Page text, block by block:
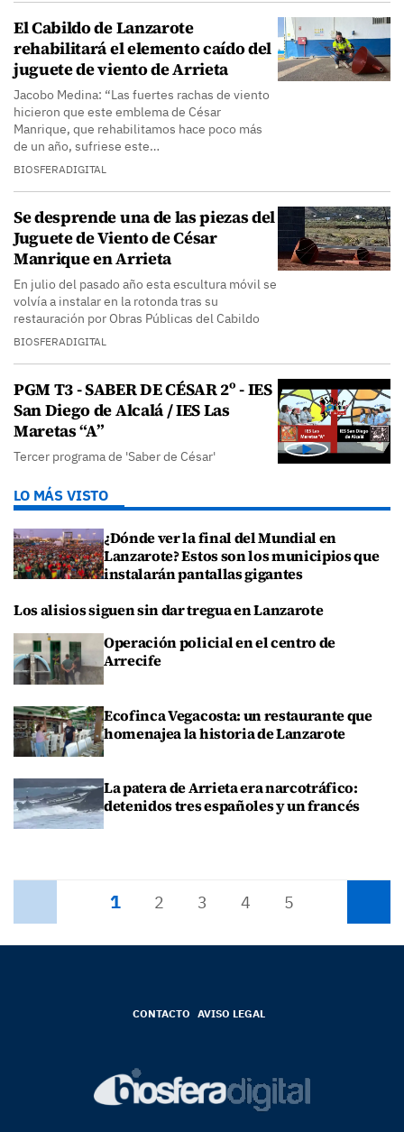
El Cabildo de Lanzarote
rehabilitará el elemento caído del
juguete de viento de Arrieta
Jacobo Medina: “Las fuertes rachas de viento
hicieron que este emblema de César
Manrique, que rehabilitamos hace poco más
de un año, sufriese este…
BIOSFERADIGITAL
Se desprende una de las piezas del
Juguete de Viento de César
Manrique en Arrieta
En julio del pasado año esta escultura móvil se
volvía a instalar en la rotonda tras su
restauración por Obras Públicas del Cabildo
BIOSFERADIGITAL
PGM T3 - SABER DE CÉSAR 2º - IES
San Diego de Alcalá / IES Las
Maretas “A”
Tercer programa de 'Saber de César'
LO MÁS VISTO
¿Dónde ver la final del Mundial en
Lanzarote? Estos son los municipios que
instalarán pantallas gigantes
Los alisios siguen sin dar tregua en Lanzarote
Operación policial en el centro de
Arrecife
Ecofinca Vegacosta: un restaurante que
homenajea la historia de Lanzarote
La patera de Arrieta era narcotráfico:
detenidos tres españoles y un francés
1 2 3 4 5
CONTACTO AVISO LEGAL